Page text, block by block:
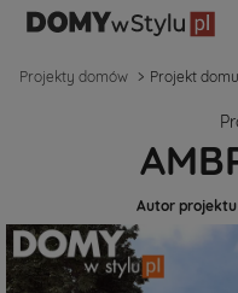
Projekty domów Projekt
Autor projektu